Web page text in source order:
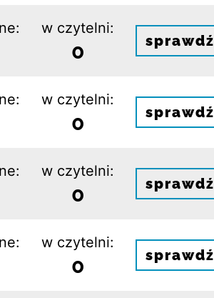
w czytelni:
0 sprawdź
w czytelni:
0 sprawdź
w czytelni:
0 sprawdź
w czytelni:
0 sprawdź